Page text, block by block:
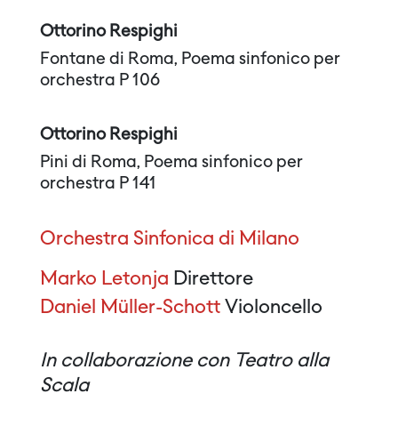
Ottorino Respighi
Fontane di Roma, Poema sinfonico per
orchestra P 106
Ottorino Respighi
Pini di Roma, Poema sinfonico per
orchestra P 141
Orchestra Sinfonica di Milano
Marko Letonja Direttore
Daniel Müller-Schott Violoncello
In collaborazione con Teatro alla
Scala